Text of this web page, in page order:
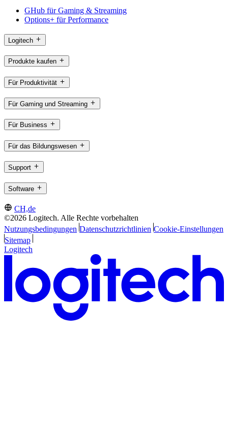
GHub für Gaming & Streaming
Options+ für Performance
Logitech
Produkte kaufen
Für Produktivität
Für Gaming und Streaming
Für Business
Für das Bildungswesen
Support
Software
CH,de
©2026 Logitech. Alle Rechte vorbehalten
Nutzungsbedingungen Datenschutzrichtlinien Cookie-Einstellungen
Sitemap
Logitech